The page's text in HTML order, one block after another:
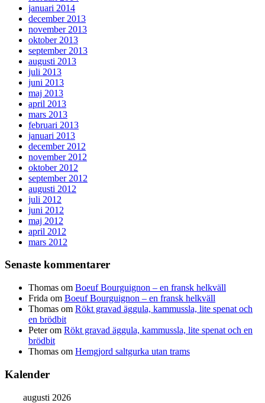
januari 2014
december 2013
november 2013
oktober 2013
september 2013
augusti 2013
juli 2013
juni 2013
maj 2013
april 2013
mars 2013
februari 2013
januari 2013
december 2012
november 2012
oktober 2012
september 2012
augusti 2012
juli 2012
juni 2012
maj 2012
april 2012
mars 2012
Senaste kommentarer
Thomas om Boeuf Bourguignon – en fransk helkväll
Frida om Boeuf Bourguignon – en fransk helkväll
Thomas om Rökt gravad äggula, kammussla, lite spenat och
en brödbit
Peterom Rökt gravad äggula, kammussla, lite spenat och en
brödbit
Thomas om Hemgjord saltgurka utan trams
Kalender
augusti 2026